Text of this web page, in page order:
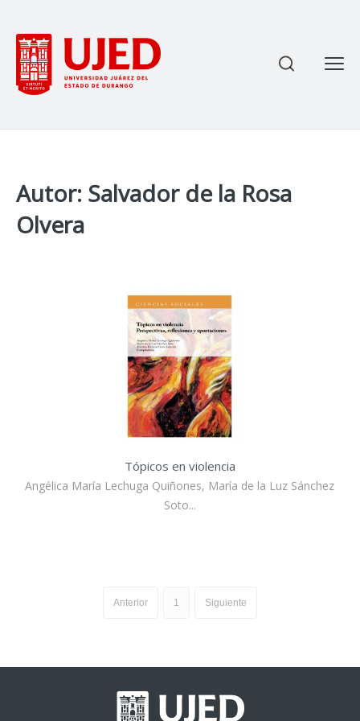
Autor: Salvador de la Rosa
Olvera
Tópicos en violencia
Angélica María Lechuga Quiñones, María de la Luz Sánchez
Soto...
Anterior 1 Siguiente